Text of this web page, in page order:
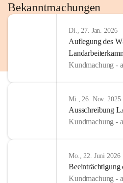
Bekanntmachungen
Di., 27. Jan. 2026
Auflegung des
Kundmachung -
Mi., 26. Nov. 2025
Ausschreibung
Kundmachung -
Mo., 22. Juni 2026
Beeinträchtigung
Kundmachung -